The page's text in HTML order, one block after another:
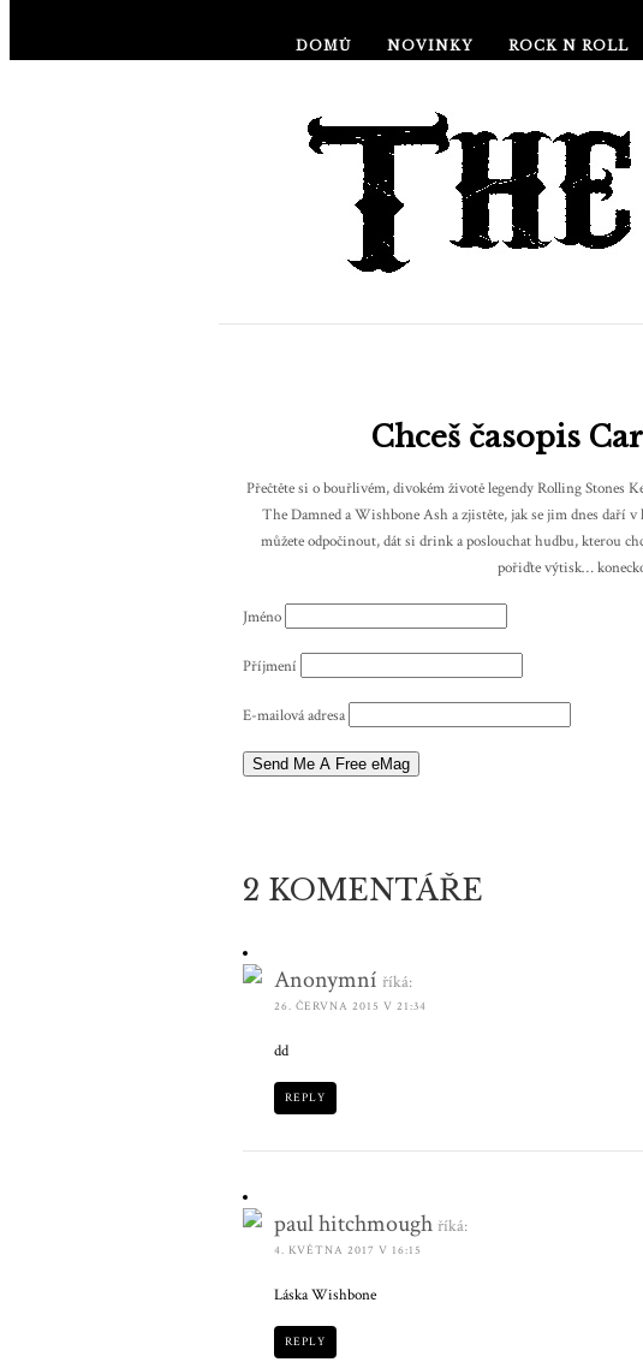
DOMŮ NOVINKY ROCK N ROLL
Chceš časopis
Přečtěte si o bouřlivém, divokém životě legendy Rolling Stones
The Damned a Wishbone Ash a zjistěte, jak se jim dnes daří
můžete odpočinout, dát si drink a poslouchat hudbu, kterou
pořiďte výtisk…
Jméno
Příjmení
E-mailová adresa
2 KOMENTÁŘE
Anonymní říká:
26. ČERVNA 2015 V 21:34
dd
REPLY
paul hitchmough říká:
4. KVĚTNA 2017 V 16:15
Láska Wishbone
REPLY